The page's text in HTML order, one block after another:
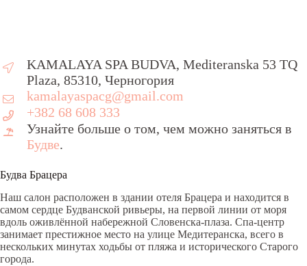
KAMALAYA SPA BUDVA, Mediteranska 53 TQ
Plaza, 85310, Черногория
kamalayaspacg@gmail.com
+382 68 608 333
Узнайте больше о том, чем можно заняться в
Будве.
Будва Брацера
Наш салон расположен в здании отеля Брацера и находится в
самом сердце Будванской ривьеры, на первой линии от моря
вдоль оживлённой набережной Словенска-плаза. Спа-центр
занимает престижное место на улице Медитеранска, всего в
нескольких минутах ходьбы от пляжа и исторического Старого
города.